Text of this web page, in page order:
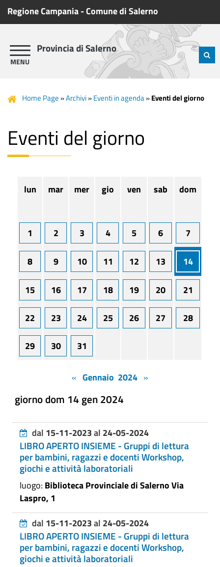
Regione Campania-Comune di Salerno
Provincia di Salerno
Home Page »Archivi»Eventi in agenda»Eventi del giorno
Eventi del giorno
lun mar mer gio ven sab dom
1 2 3 4 5 6 7
8 9 10 11 12 13 14
15 16 17 18 19 20 21
22 23 24 25 26 27 28
29 30 31
« Gennaio 2024 »
giorno dom 14 gen 2024
dal 15-11-2023al 24-05-2024
LIBRO APERTO INSIEME - Gruppi di lettura
per bambini, ragazzi e docenti Workshop,
giochi e attività laboratoriali
luogo: Biblioteca Provinciale di Salerno Via
Laspro, 1
dal 15-11-2023al 24-05-2024
LIBRO APERTO INSIEME - Gruppi di lettura
per bambini, ragazzi e docenti Workshop,
giochi e attività laboratoriali